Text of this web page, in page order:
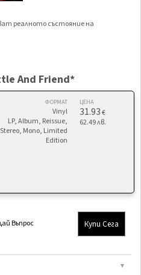
реалното състояние на
And Friend*
ФОРМАТ
Vinyl
LP, Album, Reissue,
Stereo, Mono, Limited
Edition
ЦЕНА
31.93€
62.49 лв.
Въпрос Купи Сега
▼